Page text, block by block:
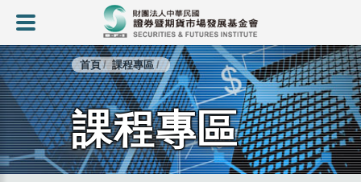
首頁 課程專區
課程專區